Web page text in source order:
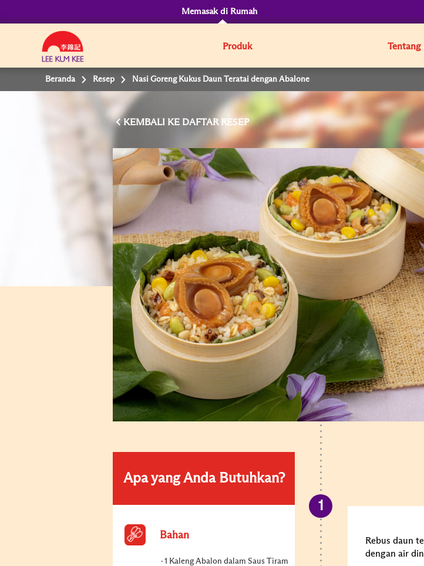
Memasak di Rumah
Produk Tentang
Beranda Resep Nasi Goreng Kukus Daun Teratai dengan Abalone
KEMBALI
Apa yang Anda Butuhkan?
Bahan
1 Kaleng Abalon dalam Saus Tiram
Rebus daun
dengan air